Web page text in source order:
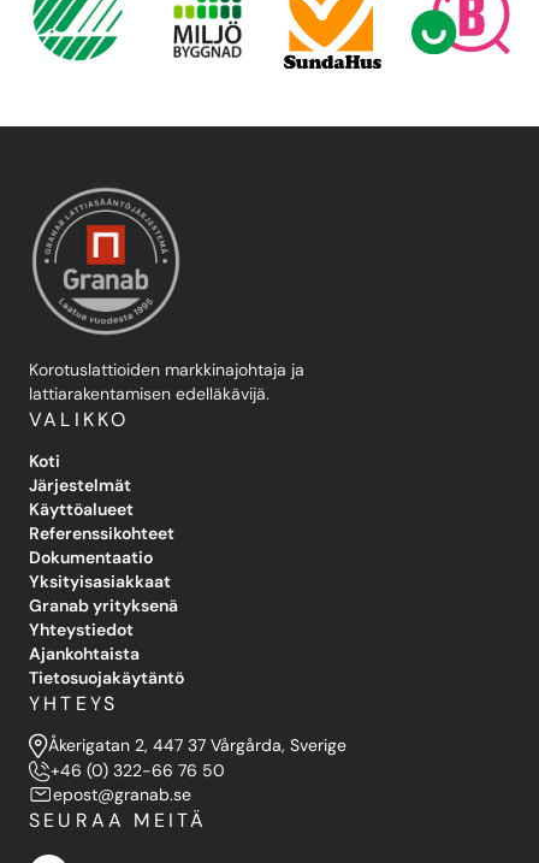
Korotuslattioiden markkinajohtaja ja
lattiarakentamisen edelläkävijä.
VALIKKO
Koti
Järjestelmät
Käyttöalueet
Referenssikohteet
Dokumentaatio
Yksityisasiakkaat
Granab yrityksenä
Yhteystiedot
Ajankohtaista
Tietosuojakäytäntö
YHTEYS
Åkerigatan 2, 447 37 Vårgårda, Sverige
+46 (0) 322-66 76 50
epost@granab.se
SEURAA MEITÄ